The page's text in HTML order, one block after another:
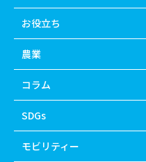
お役立ち
農業
コラム
SDGs
モビリティー